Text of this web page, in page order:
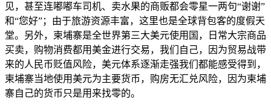
见，甚至连嘟嘟车司机、卖水果的商贩都会零星一两句“谢谢”
和“您好”；由于旅游资源丰富，这里也是全球背包客的度假天
堂。另外，柬埔寨是全世界第三大美元使用国，日常大宗商品
买卖，购物消费都用美金进行交易，我们自己，因为贸易战带
来的人民币贬值风险，美元体系逐渐走强我们都能感受得到，
柬埔寨当地使用美元为主要货币，购房无汇兑风险，因为柬埔
寨自己的货币只是用来找零的。